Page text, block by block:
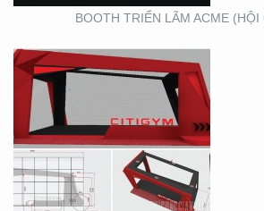
BOOTH TRIỂN LÃM ACME (HỘI
VIFA EXPO 2020 – TƯ
VẤN THIẾT KẾ THI
CÔNG GIAN HÀNG
TRIỂN LÃM